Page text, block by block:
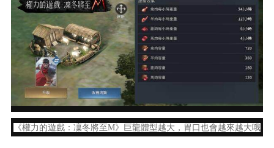
《權力的遊戲：凜冬將至M》巨龍體型越大，胃口也會越來越大哦